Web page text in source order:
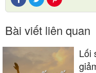
Bài viết liên quan
Lối